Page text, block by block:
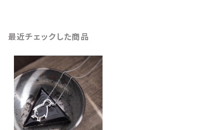
最近チェックした商品